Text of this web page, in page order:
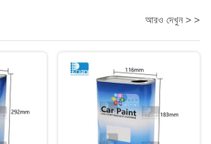
আরও দেখুন > >